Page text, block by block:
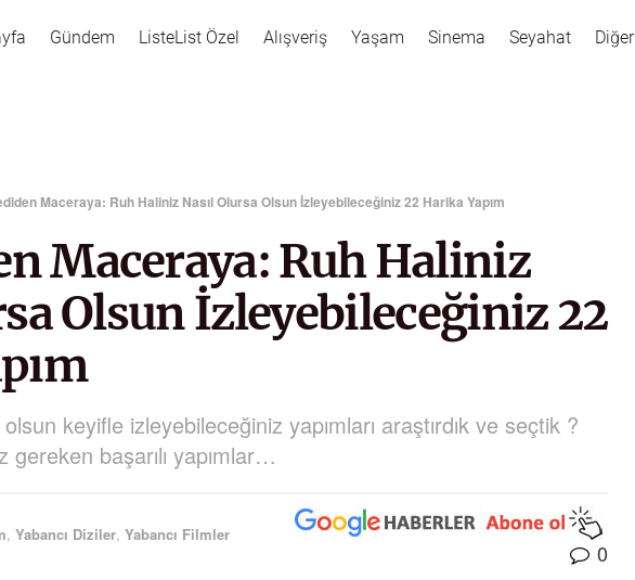
Gündem ListeList Özel Alışveriş Yaşam Sinema Seyahat Diğer
Maceraya: Ruh Haliniz Nasıl Olursa Olsun İzleyebileceğiniz 22 Harika Yapım
Maceraya: Ruh Haliniz
Olsun İzleyebileceğiniz 22
keyifle izleyebileceğiniz yapımları araştırdık ve seçtik ?
başarılı yapımlar…
, Yabancı Diziler, Yabancı Filmler
0